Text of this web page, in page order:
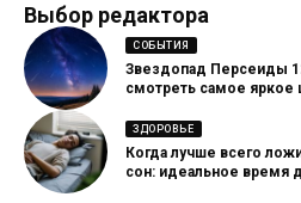
Выбор редактора
СОБЫТИЯ
Звездопад Персеиды 12
смотреть самое яркое
ЗДОРОВЬЕ
Когда лучше всего
сон: идеальное время